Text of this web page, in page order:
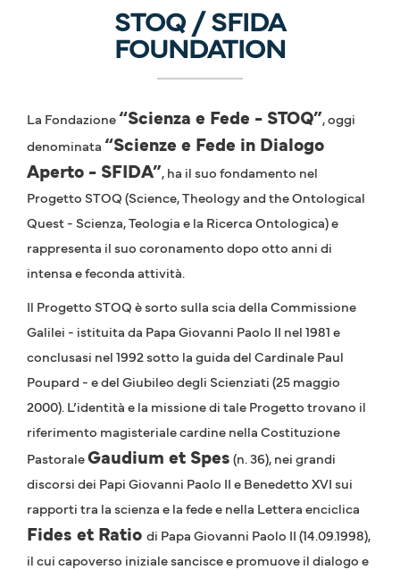
STOQ / SFIDA
FOUNDATION
La Fondazione“Scienza e Fede - STOQ”, oggi
denominata“Scienze e Fede in Dialogo
Aperto - SFIDA”, ha il suo fondamento nel
Progetto STOQ (Science, Theology and the Ontological
Quest - Scienza, Teologia e la Ricerca Ontologica) e
rappresenta il suo coronamento dopo otto anni di
intensa e feconda attività.
Il Progetto STOQ è sorto sulla scia della Commissione
Galilei - istituita da Papa Giovanni Paolo II nel 1981 e
conclusasi nel 1992 sotto la guida del Cardinale Paul
Poupard - e del Giubileo degli Scienziati (25 maggio
2000). L’identità e la missione di tale Progetto trovano il
riferimento magisteriale cardine nella Costituzione
PastoraleGaudium et Spes(n. 36), nei grandi
discorsi dei Papi Giovanni Paolo II e Benedetto XVI sui
rapporti tra la scienza e la fede e nella Lettera enciclica
Fides et Ratio di Papa Giovanni Paolo II (14.09.1998),
il cui capoverso iniziale sancisce e promuove il dialogo e